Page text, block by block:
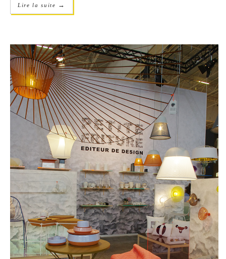
Lire la suite →